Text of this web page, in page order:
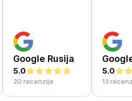
Google Rusija
5.0
20 recenzija
5.0
13